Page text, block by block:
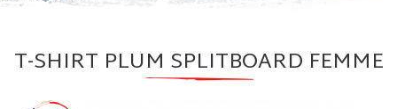
T-SHIRT PLUM SPLITBOARD FEMME